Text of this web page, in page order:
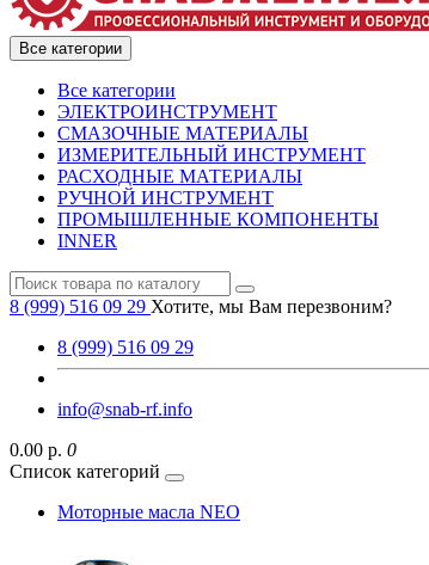
Все категории
Все категории
ЭЛЕКТРОИНСТРУМЕНТ
СМАЗОЧНЫЕ МАТЕРИАЛЫ
ИЗМЕРИТЕЛЬНЫЙ ИНСТРУМЕНТ
РАСХОДНЫЕ МАТЕРИАЛЫ
РУЧНОЙ ИНСТРУМЕНТ
ПРОМЫШЛЕННЫЕ КОМПОНЕНТЫ
INNER
8 (999) 516 09 29 Хотите, мы Вам перезвоним?
8 (999) 516 09 29
info@snab-rf.info
0.00 р. 0
Список категорий
Моторные масла NEO